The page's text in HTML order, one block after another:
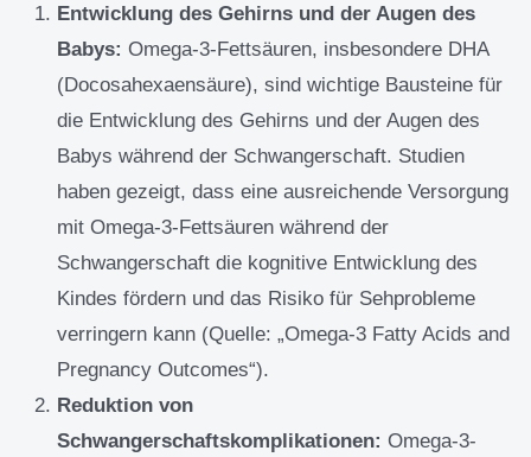
Entwicklung des Gehirns und der Augen des
Babys: Omega-3-Fettsäuren, insbesondere DHA
(Docosahexaensäure), sind wichtige Bausteine für
die Entwicklung des Gehirns und der Augen des
Babys während der Schwangerschaft. Studien
haben gezeigt, dass eine ausreichende Versorgung
mit Omega-3-Fettsäuren während der
Schwangerschaft die kognitive Entwicklung des
Kindes fördern und das Risiko für Sehprobleme
verringern kann (Quelle: „Omega-3 Fatty Acids and
Pregnancy Outcomes“).
Reduktion von
Schwangerschaftskomplikationen: Omega-3-